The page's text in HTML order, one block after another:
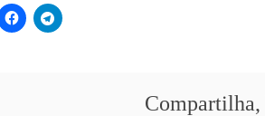
Compartilha,